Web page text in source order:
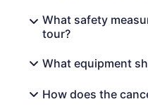
contigo en breve: D
Gracias por leer mi
What safety
tour?
What equipment
How does the